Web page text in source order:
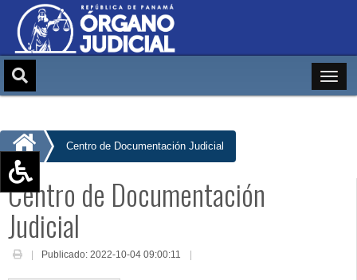
Aumentar texto (+)
Reducir texto (-)
Restablecer texto
Escala de Brillo
Centro de Documentación Judicial
Centro de Documentación
Judicial
Publicado: 2022-10-04 09:00:11